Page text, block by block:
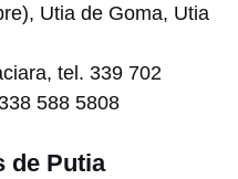
Utia de Goma, Utia
tel. 339 702
588 5808
de Putia